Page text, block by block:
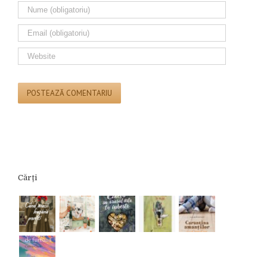
Cărți